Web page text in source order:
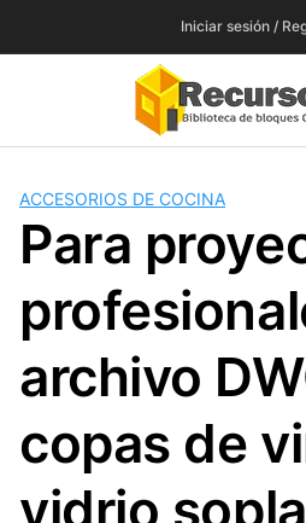
Iniciar sesión /
ACCESORIOS DE COCINA
Para
archivo
copas de
vidrio